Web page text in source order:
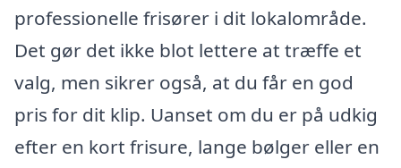
professionelle frisører i dit lokalområde.
Det gør det ikke blot lettere at træffe et
valg, men sikrer også, at du får en god
pris for dit klip. Uanset om du er på udkig
efter en kort frisure, lange bølger eller en